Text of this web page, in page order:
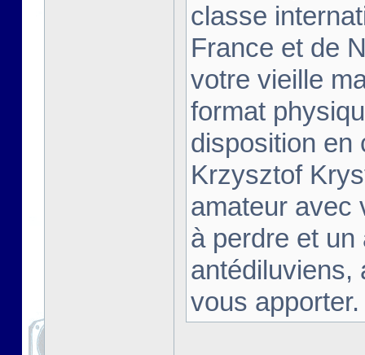
classe
France et de
votre vieille
format
disposition en
Krzysztof
amateur avec
à perdre et
antédiluviens,
vous